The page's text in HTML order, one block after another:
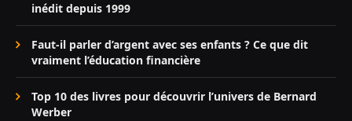
inédit depuis 1999
Faut-il parler d’argent avec ses enfants ? Ce que dit
vraiment l’éducation financière
Top 10 des livres pour découvrir l’univers de Bernard
Werber